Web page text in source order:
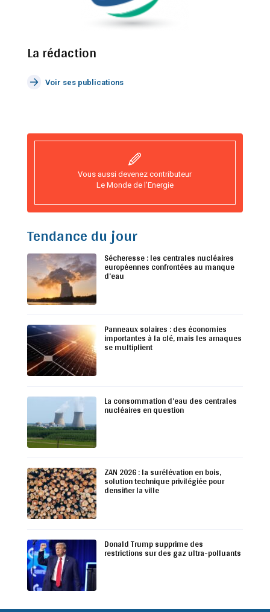
La rédaction
Voir ses publications
Vous aussi devenez contributeur
Le Monde de l’Energie
Tendance du jour
Sécheresse : les centrales nucléaires
européennes confrontées au manque
d’eau
Panneaux solaires : des économies
importantes à la clé, mais les arnaques
se multiplient
La consommation d’eau des centrales
nucléaires en question
ZAN 2026 : la surélévation en bois,
solution technique privilégiée pour
densifier la ville
Donald Trump supprime des
restrictions sur des gaz ultra-polluants